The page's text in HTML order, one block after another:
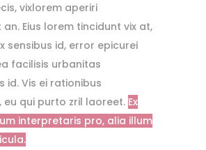
vixlorem aperiri
an. Eius lorem tincidunt vix at,
sensibus id, error epicurei
facilisis urbanitas
id. Vis ei rationibus
eu qui purto zril laoreet. Ex
interpretaris pro, alia illum